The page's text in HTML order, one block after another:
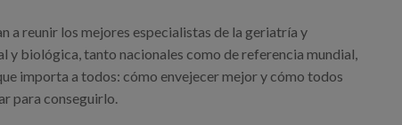
a reunir los mejores especialistas de la geriatría y
y biológica, tanto nacionales como de referencia mundial,
importa a todos: cómo envejecer mejor y cómo todos
para conseguirlo.